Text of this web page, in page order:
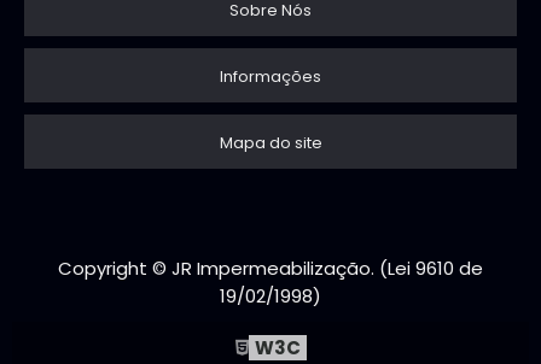
Sobre Nós
Informações
Mapa do site
Copyright © JR Impermeabilização. (Lei 9610 de
19/02/1998)
W3C